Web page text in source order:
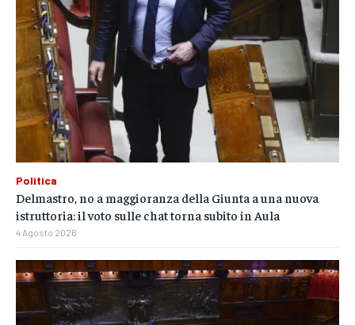
Politica
Delmastro, no a maggioranza della Giunta a una nuova
istruttoria: il voto sulle chat torna subito in Aula
4 Agosto 2026